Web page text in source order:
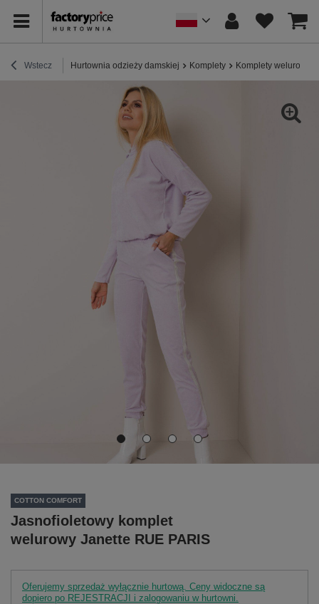
Wstecz Hurtownia odzieży damskiej Komplety Komplety welurowe
COTTON COMFORT
Jasnofioletowy komplet
welurowy Janette RUE PARIS
Oferujemy sprzedaż wyłącznie hurtową. Ceny widoczne są
dopiero po REJESTRACJI i zalogowaniu w hurtowni.